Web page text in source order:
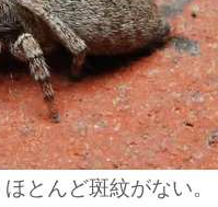
とんど斑紋がない。